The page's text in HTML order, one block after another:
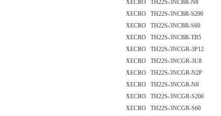
XECRO TH22S-3NCBR-N8
XECRO TH22S-3NCBR-S200
XECRO TH22S-3NCBR-S60
XECRO TH22S-3NCBR-TB5
XECRO TH22S-3NCGR-3P12
XECRO TH22S-3NCGR-3U8
XECRO TH22S-3NCGR-N2P
XECRO TH22S-3NCGR-N8
XECRO TH22S-3NCGR-S200
XECRO TH22S-3NCGR-S60